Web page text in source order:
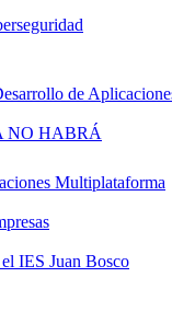
de
NO HABRÁ
Multiplataforma
IES Juan Bosco